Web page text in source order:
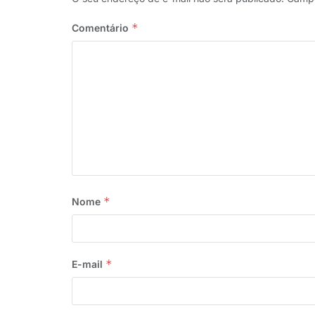
Comentário *
Nome *
E-mail *